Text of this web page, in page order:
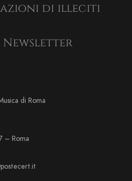
di illeciti
di Roma
– Roma